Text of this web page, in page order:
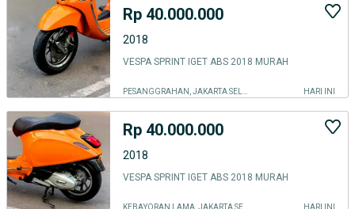
Rp 40.000.000
2018
VESPA SPRINT IGET ABS 2018 MURAH
HARI INI
Rp 40.000.000
2018
VESPA SPRINT IGET ABS 2018 MURAH
HARI INI